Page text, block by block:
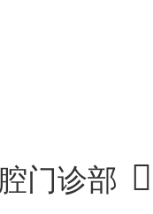
门诊部 